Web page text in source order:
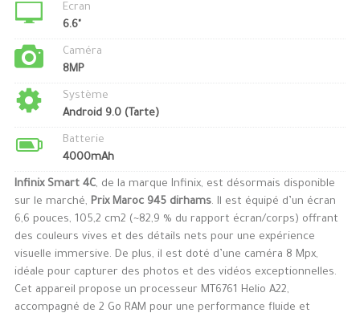
Ecran
6.6"
Caméra
8MP
Système
Android 9.0 (Tarte)
Batterie
4000mAh
Infinix Smart 4C, de la marque Infinix, est désormais disponible
sur le marché, Prix Maroc 945 dirhams. Il est équipé d’un écran
6,6 pouces, 105,2 cm2 (~82,9 % du rapport écran/corps) offrant
des couleurs vives et des détails nets pour une expérience
visuelle immersive. De plus, il est doté d’une caméra 8 Mpx,
idéale pour capturer des photos et des vidéos exceptionnelles.
Cet appareil propose un processeur MT6761 Helio A22,
accompagné de 2 Go RAM pour une performance fluide et